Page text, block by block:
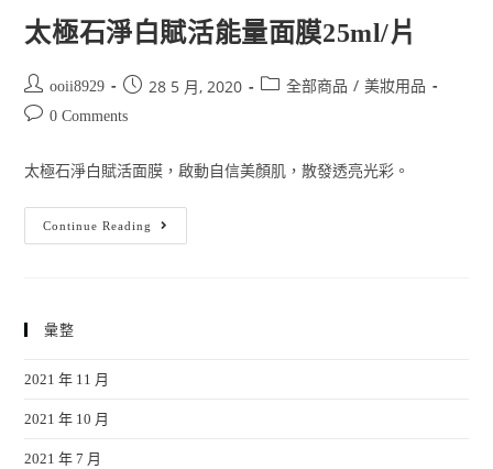
太極石淨白賦活能量面膜25ml/片
ooii8929 28 5 月, 2020 全部商品 / 美妝用品
0 Comments
太極石淨白賦活面膜，啟動自信美顏肌，散發透亮光彩。
Continue Reading
彙整
2021 年 11 月
2021 年 10 月
2021 年 7 月